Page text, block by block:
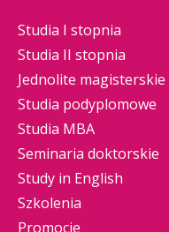
Studia I stopnia
Studia II stopnia
Jednolite magisterskie
Studia podyplomowe
Studia MBA
Seminaria doktorskie
Study in English
Szkolenia
Promocje